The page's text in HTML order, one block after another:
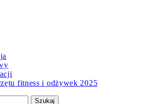
fitness i odżywek 2025